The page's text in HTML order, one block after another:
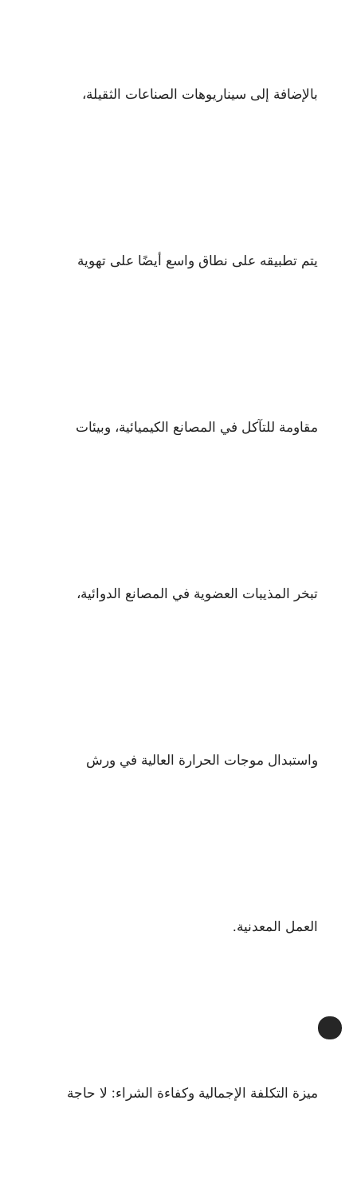
بالإضافة إلى سيناريوهات الصناعات الثقيلة،
يتم تطبيقه على نطاق واسع أيضًا على تهوية
مقاومة للتآكل في المصانع الكيميائية، وبيئات
تبخر المذيبات العضوية في المصانع الدوائية،
واستبدال موجات الحرارة العالية في ورش
العمل المعدنية.
ميزة التكلفة الإجمالية وكفاءة الشراء: لا حاجة